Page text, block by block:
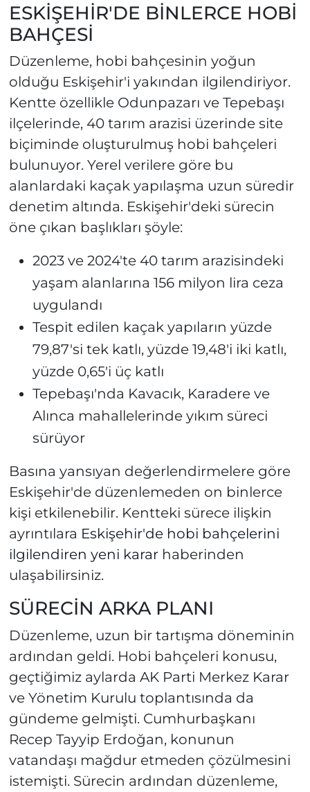
ESKİŞEHİR'DE BİNLERCE HOBİ
BAHÇESİ
Düzenleme, hobi bahçesinin yoğun
olduğu Eskişehir'i yakından ilgilendiriyor.
Kentte özellikle Odunpazarı ve Tepebaşı
ilçelerinde, 40 tarım arazisi üzerinde site
biçiminde oluşturulmuş hobi bahçeleri
bulunuyor. Yerel verilere göre bu
alanlardaki kaçak yapılaşma uzun süredir
denetim altında. Eskişehir'deki sürecin
öne çıkan başlıkları şöyle:
2023 ve 2024'te 40 tarım arazisindeki
yaşam alanlarına 156 milyon lira ceza
uygulandı
Tespit edilen kaçak yapıların yüzde
79,87'si tek katlı, yüzde 19,48'i iki katlı,
yüzde 0,65'i üç katlı
Tepebaşı'nda Kavacık, Karadere ve
Alınca mahallelerinde yıkım süreci
sürüyor
Basına yansıyan değerlendirmelere göre
Eskişehir'de düzenlemeden on binlerce
kişi etkilenebilir. Kentteki sürece ilişkin
ayrıntılara Eskişehir'de hobi bahçelerini
ilgilendiren yeni kararhaberinden
ulaşabilirsiniz.
SÜRECİN ARKA PLANI
Düzenleme, uzun bir tartışma döneminin
ardından geldi. Hobi bahçeleri konusu,
geçtiğimiz aylarda AK Parti Merkez Karar
ve Yönetim Kurulu toplantısında da
gündeme gelmişti. Cumhurbaşkanı
Recep Tayyip Erdoğan, konunun
vatandaşı mağdur etmeden çözülmesini
istemişti. Sürecin ardından düzenleme,